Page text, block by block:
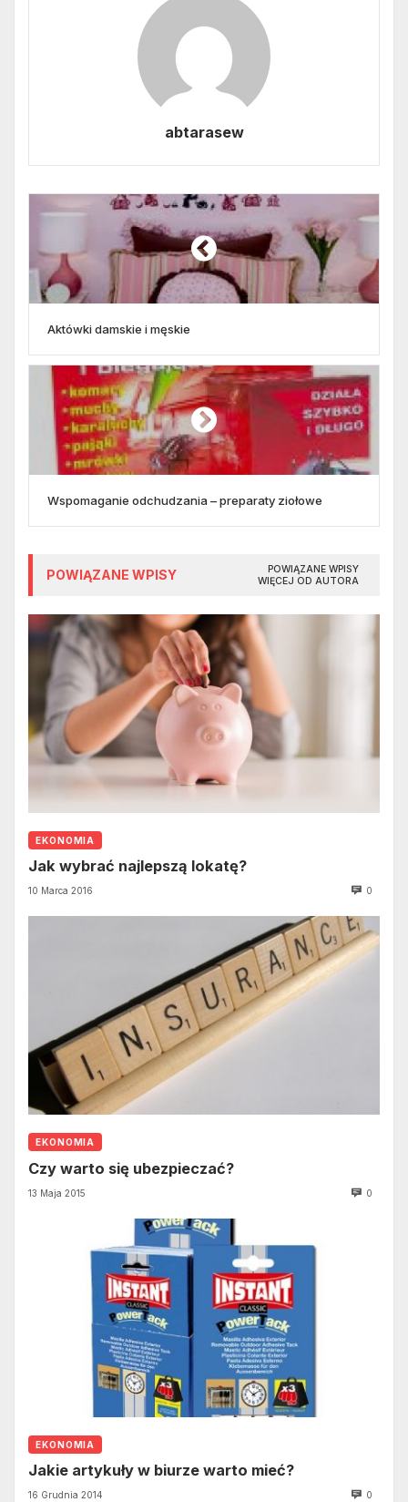
abtarasew
Aktówki damskie i męskie
Wspomaganie odchudzania – preparaty ziołowe
POWIĄZANE WPISY
POWIĄZANE WPISY
WIĘCEJ OD AUTORA
EKONOMIA
Jak wybrać najlepszą lokatę?
10 Marca 2016 0
EKONOMIA
Czy warto się ubezpieczać?
13 Maja 2015 0
EKONOMIA
Jakie artykuły w biurze warto mieć?
16 Grudnia 2014 0